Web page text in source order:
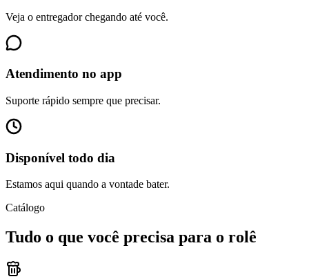
Veja o entregador chegando até você.
Atendimento no app
Suporte rápido sempre que precisar.
Disponível todo dia
Estamos aqui quando a vontade bater.
Catálogo
Tudo o que você precisa para o rolê